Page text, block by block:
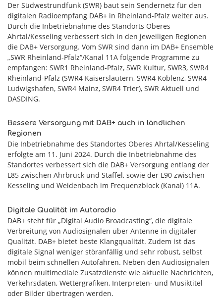
Der Südwestrundfunk (SWR) baut sein Sendernetz für den
digitalen Radioempfang DAB+ in Rheinland-Pfalz weiter aus.
Durch die Inbetriebnahme des Standorts Oberes
Ahrtal/Kesseling verbessert sich in den jeweiligen Regionen
die DAB+ Versorgung. Vom SWR sind dann im DAB+ Ensemble
„SWR Rheinland-Pfalz“/Kanal 11A folgende Programme zu
empfangen: SWR1 Rheinland-Pfalz, SWR Kultur, SWR3, SWR4
Rheinland-Pfalz (SWR4 Kaiserslautern, SWR4 Koblenz, SWR4
Ludwigshafen, SWR4 Mainz, SWR4 Trier), SWR Aktuell und
DASDING.
Bessere Versorgung mit DAB+ auch in ländlichen
Regionen
Die Inbetriebnahme des Standortes Oberes Ahrtal/Kesseling
erfolgte am 11. Juni 2024. Durch die Inbetriebnahme des
Standortes verbessert sich die DAB+ Versorgung entlang der
L85 zwischen Ahrbrück und Staffel, sowie der L90 zwischen
Kesseling und Weidenbach im Frequenzblock (Kanal) 11A.
Digitale Qualität im Autoradio
DAB+ steht für „Digital Audio Broadcasting“, die digitale
Verbreitung von Audiosignalen über Antenne in digitaler
Qualität. DAB+ bietet beste Klangqualität. Zudem ist das
digitale Signal weniger störanfällig und sehr robust, selbst
mobil beim schnellen Autofahren. Neben den Audiosignalen
können multimediale Zusatzdienste wie aktuelle Nachrichten,
Verkehrsdaten, Wettergrafiken, Interpreten- und Musiktitel
oder Bilder übertragen werden.